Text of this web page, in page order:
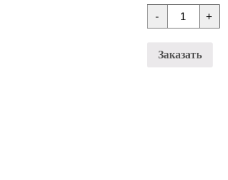
-
Плиты
перекрытия
49-
+
Заказать